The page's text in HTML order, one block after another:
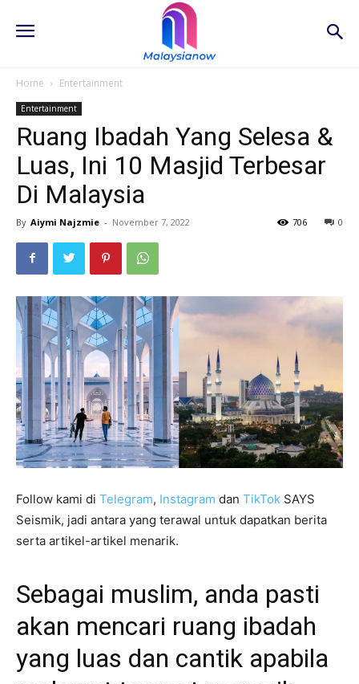
Home Entertainment
Entertainment
Ruang Ibadah Yang Selesa &
Luas, Ini 10 Masjid Terbesar
Di Malaysia
By Aiymi Najzmie - November 7, 2022 0
706
Follow kami di Telegram, Instagram dan TikTok SAYS
Seismik, jadi antara yang terawal untuk dapatkan berita
serta artikel-artikel menarik.
Sebagai muslim, anda pasti
akan mencari ruang ibadah
yang luas dan cantik apabila